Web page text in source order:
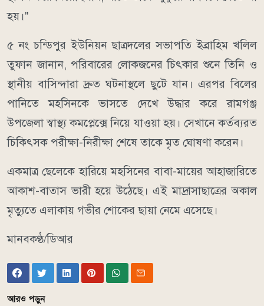
হয়।"
৫ নং চন্ডিপুর ইউনিয়ন ছাত্রদলের সভাপতি ইব্রাহিম খলিল
তুফান জানান, পরিবারের লোকজনের চিৎকার শুনে তিনি ও
স্থানীয় বাসিন্দারা দ্রুত ঘটনাস্থলে ছুটে যান। এরপর বিলের
পানিতে মহসিনকে ভাসতে দেখে উদ্ধার করে রামগঞ্জ
উপজেলা স্বাস্থ্য কমপ্লেক্সে নিয়ে যাওয়া হয়। সেখানে কর্তব্যরত
চিকিৎসক পরীক্ষা-নিরীক্ষা শেষে তাকে মৃত ঘোষণা করেন।
একমাত্র ছেলেকে হারিয়ে মহসিনের বাবা-মায়ের আহাজারিতে
আকাশ-বাতাস ভারী হয়ে উঠেছে। এই মাদ্রাসাছাত্রের অকাল
মৃত্যুতে এলাকায় গভীর শোকের ছায়া নেমে এসেছে।
মানবকণ্ঠ/ডিআর
আরও পড়ুন